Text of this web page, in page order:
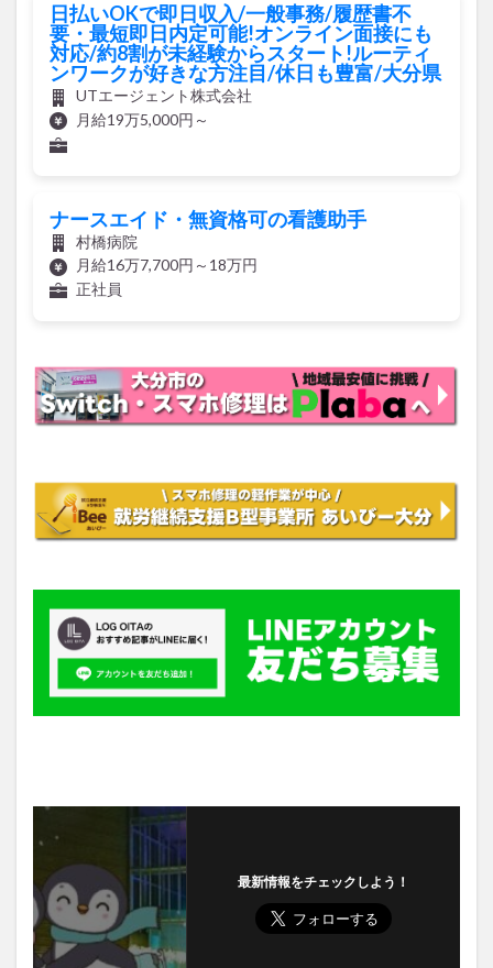
日払いOKで即日収入/一般事務/履歴書不
要・最短即日内定可能!オンライン面接にも
対応/約8割が未経験からスタート!ルーティ
ンワークが好きな方注目/休日も豊富/大分県
UTエージェント株式会社
月給19万5,000円～
ナースエイド・無資格可の看護助手
村橋病院
月給16万7,700円～18万円
正社員
最新情報をチェックしよう！